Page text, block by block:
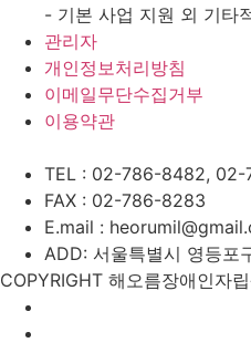
- 기본 사업 지원 외 기타
관리자
개인정보처리방침
이메일무단수집거부
이용약관
TEL : 02-786-8482,
FAX : 02-786-8283
E.mail :
ADD: 서울특별시 영등
COPYRIGHT 해오름장애인자